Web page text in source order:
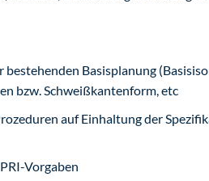
Basisplanung
bzw. Schweißkantenform, etc
auf Einhaltung der
Vorgaben